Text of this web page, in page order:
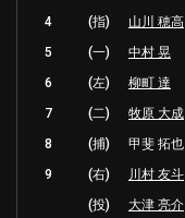
4
(指) 山川 穂高
5
(一) 中村 晃
6
(左) 柳町 達
7
(二) 牧原 大成
8
(捕) 甲斐 拓也
9
(右) 川村 友斗
(投)
大津 亮介